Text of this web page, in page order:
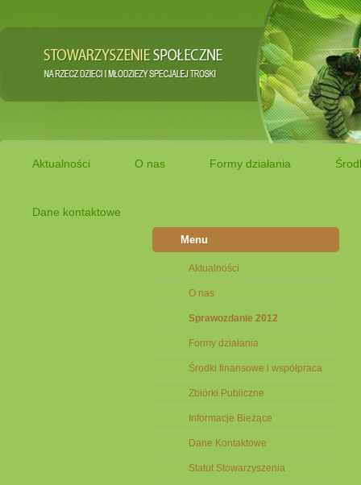
Aktualności O nas Formy działania
Dane kontaktowe
Menu
Aktualności
O nas
Sprawozdanie 2012
Formy działania
Środki finansowe i współpraca
Zbiórki Publiczne
Informacje Bieżące
Dane Kontaktowe
Statut Stowarzyszenia